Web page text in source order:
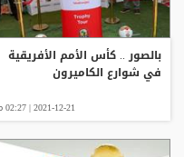
بالصور .. كأس الأمم الأفريقية
في شوارع الكاميرون
2021-12-21 | 02:27 م